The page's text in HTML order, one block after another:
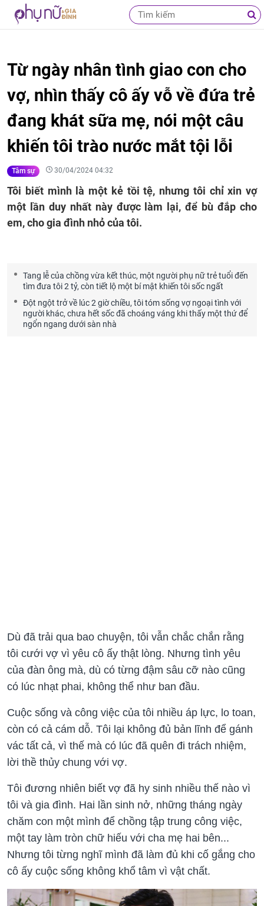
Từ ngày nhân tình giao con cho
vợ, nhìn thấy cô ấy vỗ về đứa trẻ
đang khát sữa mẹ, nói một câu
khiến tôi trào nước mắt tội lỗi
Tâm sự 30/04/2024 04:32
Tôi biết mình là một kẻ tồi tệ, nhưng tôi chỉ xin vợ
một lần duy nhất này được làm lại, để bù đắp cho
em, cho gia đình nhỏ của tôi.
Tang lễ của chồng vừa kết thúc, một người phụ nữ trẻ tuổi đến
tìm đưa tôi 2 tỷ, còn tiết lộ một bí mật khiến tôi sốc ngất
Đột ngột trở về lúc 2 giờ chiều, tôi tóm sống vợ ngoại tình với
người khác, chưa hết sốc đã choáng váng khi thấy một thứ để
ngổn ngang dưới sàn nhà
Dù đã trải qua bao chuyện, tôi vẫn chắc chắn rằng
tôi cưới vợ vì yêu cô ấy thật lòng. Nhưng tình yêu
của đàn ông mà, dù có từng đậm sâu cỡ nào cũng
có lúc nhạt phai, không thể như ban đầu.
Cuộc sống và công việc của tôi nhiều áp lực, lo toan,
còn có cả cám dỗ. Tôi lại không đủ bản lĩnh để gánh
vác tất cả, vì thế mà có lúc đã quên đi trách nhiệm,
lời thề thủy chung với vợ.
Tôi đương nhiên biết vợ đã hy sinh nhiều thế nào vì
tôi và gia đình. Hai lần sinh nở, những tháng ngày
chăm con một mình để chồng tập trung công việc,
một tay làm tròn chữ hiếu với cha mẹ hai bên...
Nhưng tôi từng nghĩ mình đã làm đủ khi cố gắng cho
cô ấy cuộc sống không khổ tâm vì vật chất.